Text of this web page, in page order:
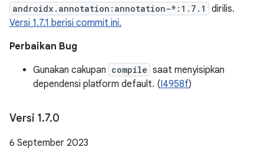
androidx.annotation:annotation-*:1.7.1
dirilis.
Versi 1.7.1 berisi commit ini.
Perbaikan Bug
Gunakan cakupan compile saat menyisipkan
dependensi platform default. (I4958f)
Versi 1.7.0
6 September 2023